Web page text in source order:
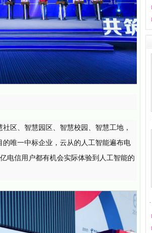
区、智慧园区、智慧校园、智慧工地，
唯一中标企业，云从的人工智能遍布电
电信用户都有机会实际体验到人工智能的